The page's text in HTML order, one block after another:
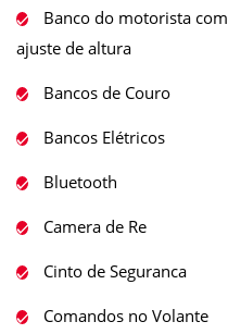
Banco do motorista com
ajuste de altura
Bancos de Couro
Bancos Elétricos
Bluetooth
Camera de Re
Cinto de Seguranca
Comandos no Volante